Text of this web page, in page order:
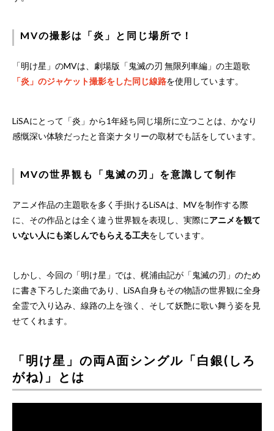
MVの撮影は「炎」と同じ場所で！
「明け星」のMVは、劇場版「鬼滅の刃 無限列車編」の主題歌
「炎」のジャケット撮影をした同じ線路を使用しています。
LiSAにとって「炎」から1年経ち同じ場所に立つことは、かなり
感慨深い体験だったと音楽ナタリーの取材でも話をしています。
MVの世界観も「鬼滅の刃」を意識して制作
アニメ作品の主題歌を多く手掛けるLiSAは、MVを制作する際
に、その作品とは全く違う世界観を表現し、実際にアニメを観て
いない人にも楽しんでもらえる工夫をしています。
しかし、今回の「明け星」では、梶浦由記が「鬼滅の刃」のため
に書き下ろした楽曲であり、LiSA自身もその物語の世界観に全身
全霊で入り込み、線路の上を強く、そして妖艶に歌い舞う姿を見
せてくれます。
「明け星」の両A面シングル「白銀(しろ
がね)」とは